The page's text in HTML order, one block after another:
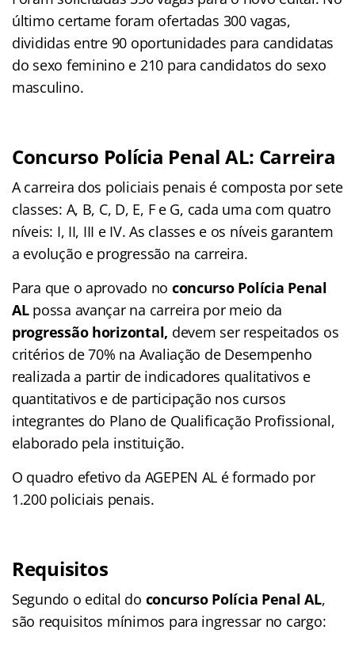
último certame foram ofertadas 300 vagas,
divididas entre 90 oportunidades para candidatas
do sexo feminino e 210 para candidatos do sexo
masculino.
Concurso Polícia Penal AL: Carreira
A carreira dos policiais penais é composta por sete
classes: A, B, C, D, E, F e G, cada uma com quatro
níveis: I, II, III e IV. As classes e os níveis garantem
a evolução e progressão na carreira.
Para que o aprovado no concurso Polícia Penal
ALpossa avançar na carreira por meio da
progressão horizontal, devem ser respeitados os
critérios de 70% na Avaliação de Desempenho
realizada a partir de indicadores qualitativos e
quantitativos e de participação nos cursos
integrantes do Plano de Qualificação Profissional,
elaborado pela instituição.
O quadro efetivo da AGEPEN AL é formado por
1.200 policiais penais.
Requisitos
Segundo o edital do concurso Polícia Penal AL,
são requisitos mínimos para ingressar no cargo: